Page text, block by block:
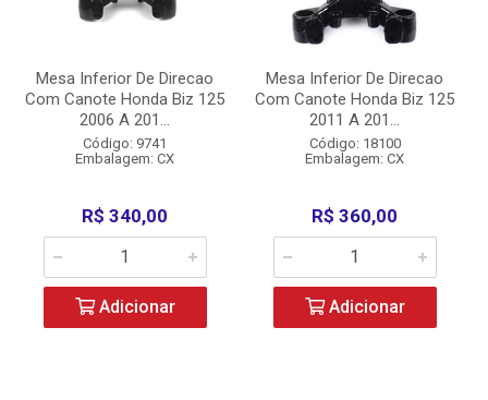
Mesa Inferior De Direcao
Com Canote Honda Biz 125
2006 A 201...
Código: 9741
Embalagem: CX
R$ 340,00
Adicionar
Mesa Inferior De Direcao
Com Canote Honda Biz 125
2011 A 201...
Código: 18100
Embalagem: CX
R$ 360,00
Adicionar